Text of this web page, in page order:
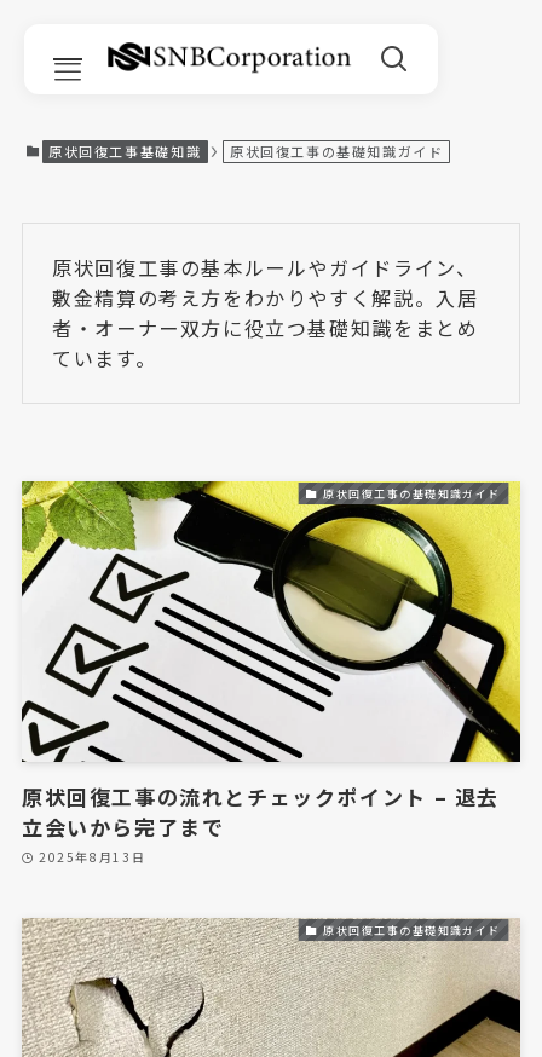
サービス一覧
原状回復工事
リフォーム
リノベーション
部分改修工事｜Room Refine
ハウスクリーニング
キッチンフードクリーニング
キッチンシンク・コンロクリーニング
浴室クリーニング
エアコンクリーニング
フロアコーティング
A1フロアコーティングとは
施工事例
原状回復工事基礎知識 原状回復工事の基礎知識ガイド
原状回復工事の基本ルールやガイドライン、
敷金精算の考え方をわかりやすく解説。入居
者・オーナー双方に役立つ基礎知識をまとめ
ています。
原状回復工事の基礎知識ガイド
原状回復工事の流れとチェックポイント – 退去
立会いから完了まで
2025年8月13日
原状回復工事の基礎知識ガイド